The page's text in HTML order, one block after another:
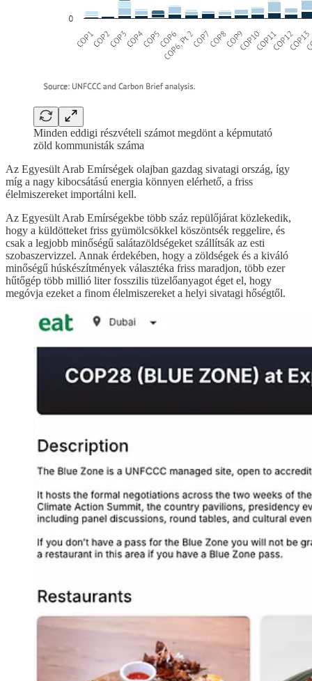
Minden eddigi részvételi számot megdönt a képmutató
zöld kommunisták száma
Az Egyesült Arab Emírségek olajban gazdag sivatagi ország, így
míg a nagy kibocsátású energia könnyen elérhető, a friss
élelmiszereket importálni kell.
Az Egyesült Arab Emírségekbe több száz repülőjárat közlekedik,
hogy a küldötteket friss gyümölcsökkel köszöntsék reggelire, és
csak a legjobb minőségű salátazöldségeket szállítsák az esti
szobaszervizzel. Annak érdekében, hogy a zöldségek és a kiváló
minőségű húskészítmények választéka friss maradjon, több ezer
hűtőgép több millió liter fosszilis tüzelőanyagot éget el, hogy
megóvja ezeket a finom élelmiszereket a helyi sivatagi hőségtől.